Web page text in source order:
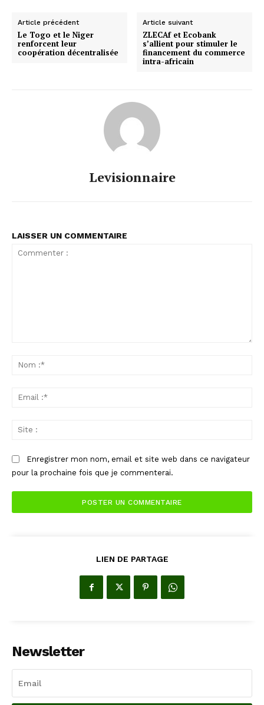
Article précédent
Le Togo et le Niger
renforcent leur
coopération décentralisée
Article suivant
ZLECAf et Ecobank
s’allient pour stimuler le
financement du commerce
intra-africain
Levisionnaire
LAISSER UN COMMENTAIRE
Enregistrer mon nom, email et site web dans ce navigateur
pour la prochaine fois que je commenterai.
LIEN DE PARTAGE
Newsletter